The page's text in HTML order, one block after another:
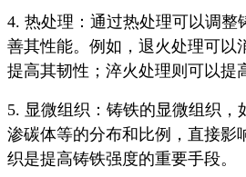
4. 热处理：通过热处理可以调整
善其性能。例如，退火处理可以
提高其韧性；淬火处理则可以提
5. 显微组织：铸铁的显微组织，
渗碳体等的分布和比例，直接影
织是提高铸铁强度的重要手段。